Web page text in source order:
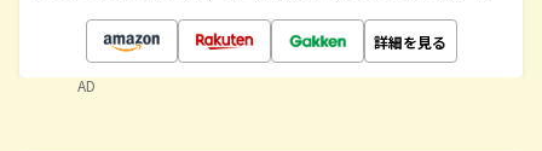
詳細を見る
AD